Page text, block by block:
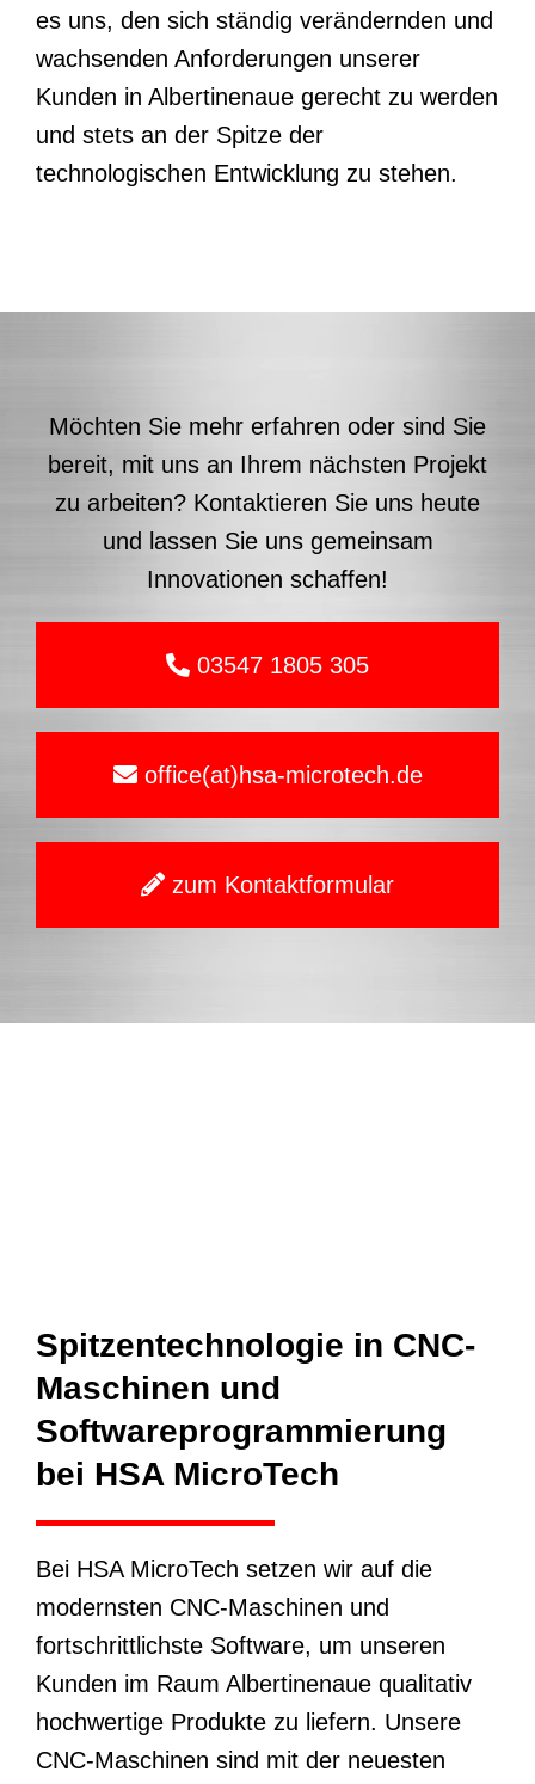
es uns, den sich ständig verändernden und
wachsenden Anforderungen unserer
Kunden in Albertinenaue gerecht zu werden
und stets an der Spitze der
technologischen Entwicklung zu stehen.
Möchten Sie mehr erfahren oder sind Sie
bereit, mit uns an Ihrem nächsten Projekt
zu arbeiten? Kontaktieren Sie uns heute
und lassen Sie uns gemeinsam
Innovationen schaffen!
03547 1805 305
office(at)hsa-microtech.de
zum Kontaktformular
Softwareprogrammierung
bei HSA MicroTech
Bei HSA MicroTech setzen wir auf die
Kunden im Raum Albertinenaue qualitativ
hochwertige Produkte zu liefern. Unsere
CNC-Maschinen sind mit der neuesten
Technologie ausgestattet, die es
ermöglicht, komplexe und präzise
Bearbeitungen mit hoher Geschwindigkeit